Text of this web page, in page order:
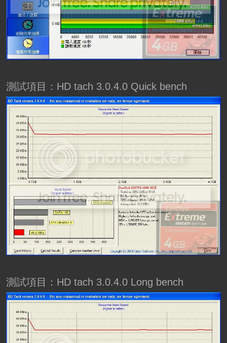
測試項目：HD tach 3.0.4.0 Quick bench
測試項目：HD tach 3.0.4.0 Long bench